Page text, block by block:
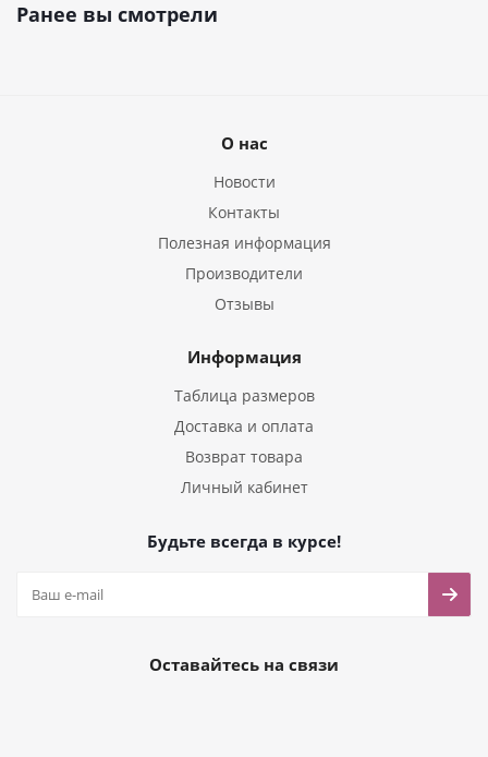
Ранее вы смотрели
О нас
Новости
Контакты
Полезная информация
Производители
Отзывы
Информация
Таблица размеров
Доставка и оплата
Возврат товара
Личный кабинет
Будьте всегда в курсе!
Оставайтесь на связи